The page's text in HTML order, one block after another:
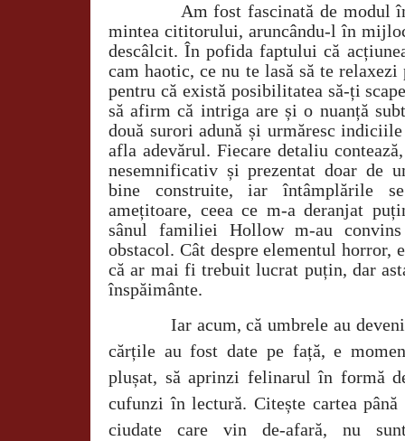
Am fost fascinată de modul
mintea cititorului, aruncându-l în
descâlcit. În pofida faptului că
cam haotic, ce nu te lasă să te
pentru că există posibilitatea să-ți
să afirm că intriga are și o nuanță
două surori adună și urmăresc
afla adevărul. Fiecare detaliu
nesemnificativ și prezentat doar de
bine construite, iar întâmplările
amețitoare, ceea ce m-a deranjat
sânul familiei Hollow m-au
obstacol. Cât despre elementul horror,
că ar mai fi trebuit lucrat puțin, dar
înspăimânte.
Iar acum, că umbrele au
cărțile au fost date pe față, e
plușat, să aprinzi felinarul în formă
cufunzi în lectură. Citește cartea
ciudate care vin de-afară, nu